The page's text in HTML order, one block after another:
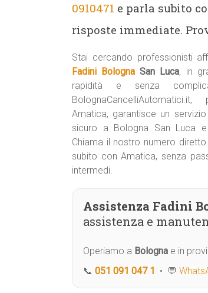
0910471 e parla subito
risposte immediate.
Stai cercando professionisti
Fadini Bologna San Luca, in
rapidità e senza
Amatica, garantisce un
sicuro a Bologna San Luca
Chiama il nostro numero diretto
subito con Amatica, senza
intermedi.
Assistenza Fadini
assistenza e
Operiamo a Bologna e in
📞 051 091 047 1 • 💬